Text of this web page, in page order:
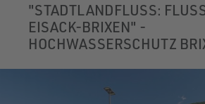
"STADTLANDFLUSS:
EISACK-BRIXEN" -
HOCHWASSERSCHUTZ